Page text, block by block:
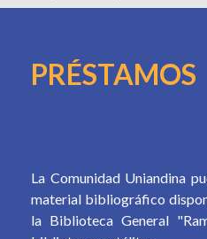
PRÉSTAMOS
La Comunidad Uniandina
material bibliográfico
la Biblioteca General